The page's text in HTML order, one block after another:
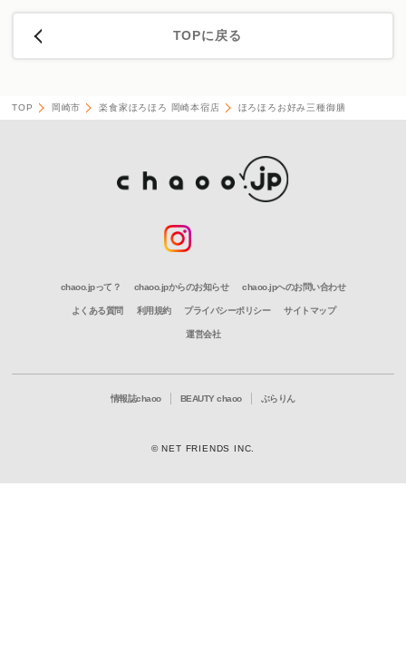
TOPに戻る
TOP 岡崎市 楽食家ほろほろ 岡崎本宿店 ほろほろお好み三種御膳
chaoo.jpって？ chaoo.jpからのお知らせ chaoo.jpへのお問い合わせ
よくある質問 利用規約 プライバシーポリシー サイトマップ
運営会社
情報誌chaoo BEAUTY chaoo ぶらりん
© NET FRIENDS INC.